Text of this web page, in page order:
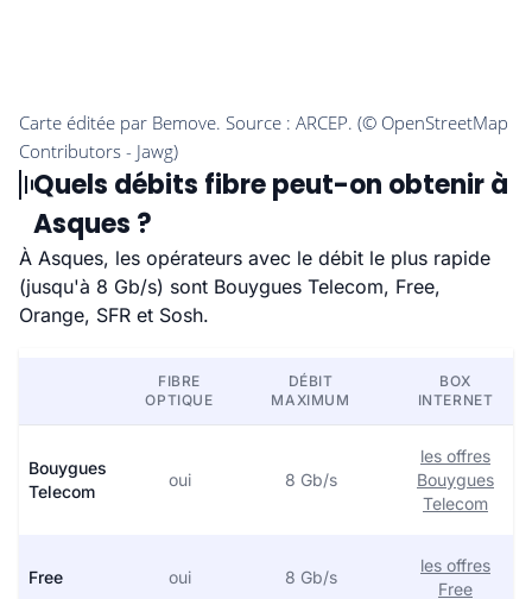
Quels débits fibre peut-on obtenir à
Asques ?
À Asques, les opérateurs avec le débit le plus rapide
(jusqu'à 8 Gb/s) sont Bouygues Telecom, Free,
Orange, SFR et Sosh.
FIBRE
OPTIQUE
DÉBIT
MAXIMUM
BOX
INTERNET
Bouygues
Telecom
oui 8 Gb/s
les offres
Bouygues
Telecom
Free oui 8 Gb/s
les offres
Free